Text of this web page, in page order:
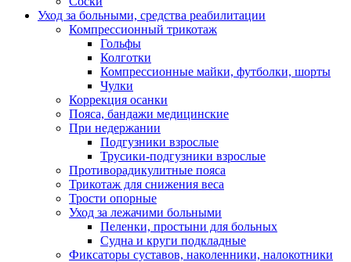
Уход за больными, средства реабилитации
Компрессионный трикотаж
Гольфы
Колготки
Компрессионные майки, футболки, шорты
Чулки
Коррекция осанки
Пояса, бандажи медицинские
При недержании
Подгузники взрослые
Трусики-подгузники взрослые
Противорадикулитные пояса
Трикотаж для снижения веса
Трости опорные
Уход за лежачими больными
Пеленки, простыни для больных
Судна и круги подкладные
Фиксаторы суставов, наколенники, налокотники